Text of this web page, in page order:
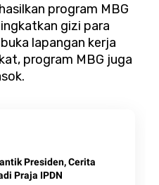
program MBG
gizi para
lapangan kerja
program MBG juga
Presiden, Cerita
Praja IPDN